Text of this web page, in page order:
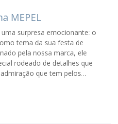
MEPEL
surpresa emocionante: o
tema da sua festa de
pela nossa marca, ele
rodeado de detalhes que
que tem pelos…